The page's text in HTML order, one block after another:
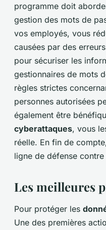
programme doit
gestion des mots de
vos employés, vous
causées par des
pour sécuriser les
gestionnaires de mots
règles strictes
personnes autorisées
également être
cyberattaques, vous
réelle. En fin de
ligne de défense contre
Les meilleures
Pour protéger les
Une des premières